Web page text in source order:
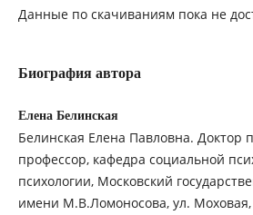
Данные по скачиваниям пока не
Биография автора
Елена Белинская
Белинская Елена Павловна. Доктор
профессор, кафедра социальной
психологии, Московский
имени М.В.Ломоносова, ул. Моховая,